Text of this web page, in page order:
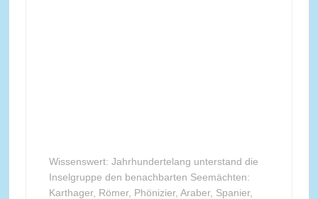
Wissenswert: Jahrhundertelang unterstand die
Inselgruppe den benachbarten Seemächten:
Karthager, Römer, Phönizier, Araber, Spanier,